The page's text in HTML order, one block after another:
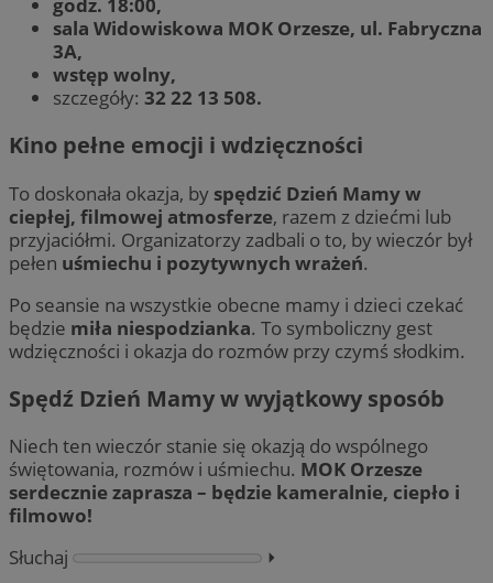
godz. 18:00,
sala Widowiskowa MOK Orzesze, ul. Fabryczna
3A,
wstęp wolny,
szczegóły: 32 22 13 508.
Kino pełne emocji i wdzięczności
To doskonała okazja, by spędzić Dzień Mamy w
ciepłej, filmowej atmosferze, razem z dziećmi lub
przyjaciółmi. Organizatorzy zadbali o to, by wieczór był
pełen uśmiechu i pozytywnych wrażeń.
Po seansie na wszystkie obecne mamy i dzieci czekać
będzie miła niespodzianka. To symboliczny gest
wdzięczności i okazja do rozmów przy czymś słodkim.
Spędź Dzień Mamy w wyjątkowy sposób
Niech ten wieczór stanie się okazją do wspólnego
świętowania, rozmów i uśmiechu. MOK Orzesze
serdecznie zaprasza – będzie kameralnie, ciepło i
filmowo!
Słuchaj
⏵︎